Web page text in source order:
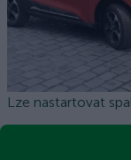
Lze nastartovat